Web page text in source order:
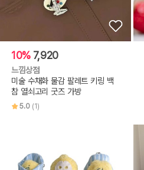
10% 7,920
느낌상점
미술 수채화 물감 팔레트 키링 백
참 열쇠고리 굿즈 가방
5.0 (1)